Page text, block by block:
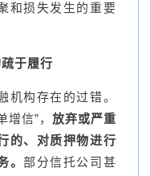
和损失发生的重要
于履行
机构存在的过错。
信”， 放弃或严重
的、对质押物进行
。部分信托公司甚